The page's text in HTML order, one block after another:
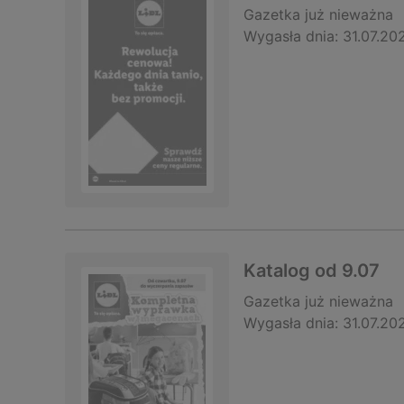
Gazetka już nieważna
Wygasła dnia:
Katalog od 9.07
Gazetka już nieważna
Wygasła dnia: